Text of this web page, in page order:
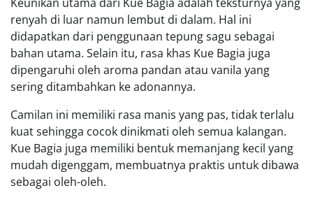
Berikut bahan-bahan utama yang diperlukan untuk
membuat Kue Bagia:
Bahan Utama:
500 gram tepung sagu
150 gram mentega
2 butir kuning telur
1/2 sendok teh garam
Bahan Tambahan (Opsional):